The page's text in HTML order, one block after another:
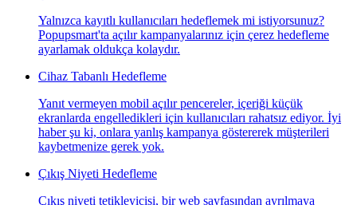
Yalnızca kayıtlı kullanıcıları hedeflemek mi istiyorsunuz?
Popupsmart'ta açılır kampanyalarınız için çerez hedefleme
ayarlamak oldukça kolaydır.
Cihaz Tabanlı Hedefleme
Yanıt vermeyen mobil açılır pencereler, içeriği küçük
ekranlarda engelledikleri için kullanıcıları rahatsız ediyor. İyi
haber şu ki, onlara yanlış kampanya göstererek müşterileri
kaybetmenize gerek yok.
Çıkış Niyeti Hedefleme
Çıkış niyeti tetikleyicisi, bir web sayfasından ayrılmaya